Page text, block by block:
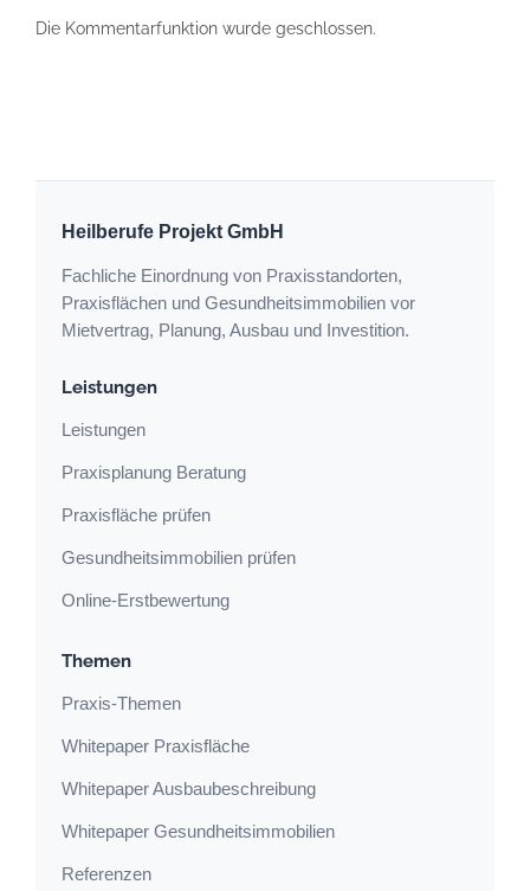
Die Kommentarfunktion wurde geschlossen.
Heilberufe Projekt GmbH
Fachliche Einordnung von Praxisstandorten,
Praxisflächen und Gesundheitsimmobilien vor
Mietvertrag, Planung, Ausbau und Investition.
Leistungen
Leistungen
Praxisplanung Beratung
Praxisfläche prüfen
Gesundheitsimmobilien prüfen
Online-Erstbewertung
Themen
Praxis-Themen
Whitepaper Praxisfläche
Whitepaper Ausbaubeschreibung
Whitepaper Gesundheitsimmobilien
Referenzen